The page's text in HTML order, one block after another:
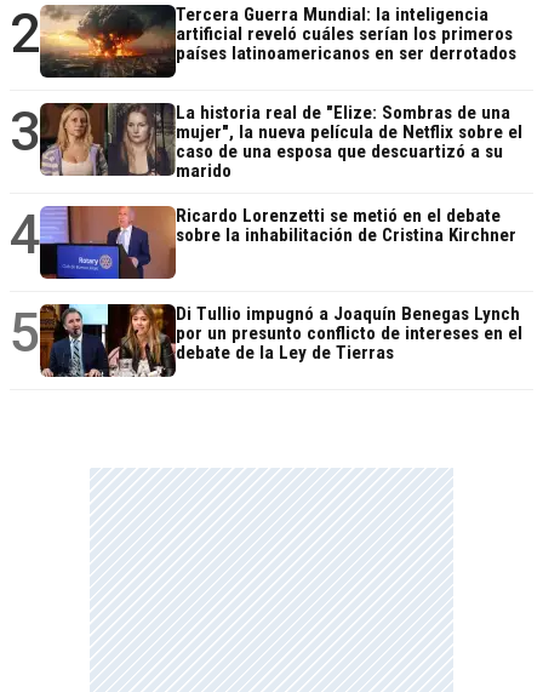
2
Tercera Guerra Mundial: la inteligencia
artificial reveló cuáles serían los primeros
países latinoamericanos en ser derrotados
3
La historia real de "Elize: Sombras de una
mujer", la nueva película de Netflix sobre el
caso de una esposa que descuartizó a su
marido
4
Ricardo Lorenzetti se metió en el debate
sobre la inhabilitación de Cristina Kirchner
5
Di Tullio impugnó a Joaquín Benegas Lynch
por un presunto conflicto de intereses en el
debate de la Ley de Tierras